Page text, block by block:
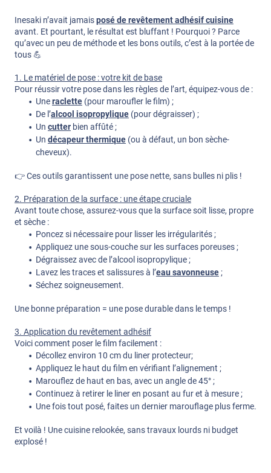
Inesaki n’avait jamaisposé de revêtement adhésif cuisine
avant. Et pourtant, le résultat est bluffant ! Pourquoi ? Parce
qu’avec un peu de méthode et les bons outils, c’est à la portée de
tous 💪
1. Le matériel de pose : votre kit de base
Pour réussir votre pose dans les règles de l’art, équipez-vous de :
Uneraclette(pour maroufler le film) ;
De l’alcool isopropylique(pour dégraisser) ;
Un cutterbien affûté ;
Un décapeur thermique(ou à défaut, un bon sèche-
cheveux).
👉 Ces outils garantissent une pose nette, sans bulles ni plis !
2. Préparation de la surface : une étape cruciale
Avant toute chose, assurez-vous que la surface soit lisse, propre
et sèche :
Poncez si nécessaire pour lisser les irrégularités ;
Appliquez une sous-couche sur les surfaces poreuses ;
Dégraissez avec de l’alcool isopropylique ;
Lavez les traces et salissures à l’eau savonneuse;
Séchez soigneusement.
Une bonne préparation = une pose durable dans le temps !
3. Application du revêtement adhésif
Voici comment poser le film facilement :
Décollez environ 10 cm du liner protecteur;
Appliquez le haut du film en vérifiant l’alignement ;
Marouflez de haut en bas, avec un angle de 45° ;
Continuez à retirer le liner en posant au fur et à mesure ;
Une fois tout posé, faites un dernier marouflage plus ferme.
Et voilà ! Une cuisine relookée, sans travaux lourds ni budget
explosé !